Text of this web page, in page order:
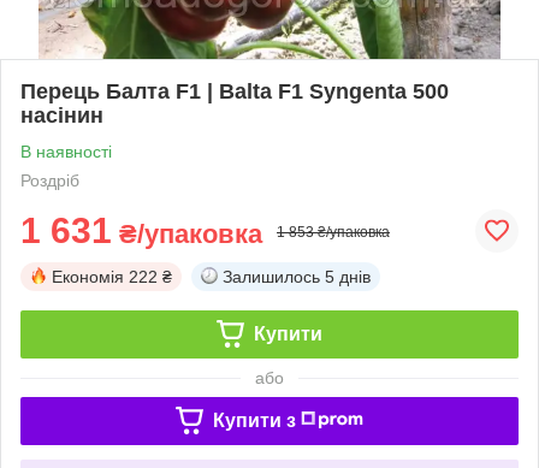
Перець Балта F1 | Balta F1 Syngenta 500
насінин
В наявності
Роздріб
1 631 ₴/упаковка 1 853 ₴/упаковка
Економія 222 ₴ Залишилось 5 днів
Купити
або
Купити з